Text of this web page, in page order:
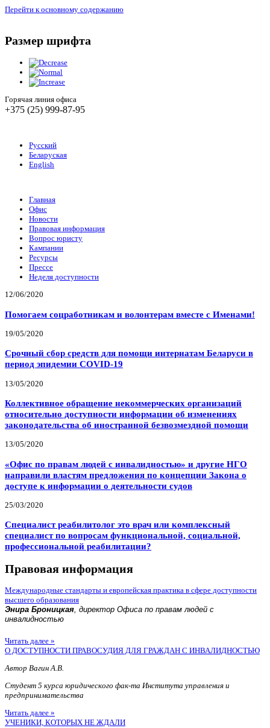
Перейти к основному содержанию
Размер шрифта
Горячая линия офиса
+375 (25) 999-87-95
Русский
Беларуская
English
Главная
Офис
Новости
Правовая информация
Вопрос юристу
Кампании
Ресурсы
Прессе
Неделя доступности
12/06/2020
Помогаем соцработникам и волонтерам вместе с Именами!
19/05/2020
Срочный сбор средств для помощи интернатам Беларуси в
период эпидемии COVID-19
13/05/2020
Коллективное обращение некоммерческих организаций
относительно доступности информации об изменениях
законодательства об иностранной безвозмездной помощи
13/05/2020
«Офис по правам людей с инвалидностью» и другие НГО
направили властям предложения по концепции Закона о
доступе к информации о деятельности судов
25/03/2020
Специалист реабилитолог это врач или комплексный
специалист по вопросам функциональной, социальной,
профессиональной реабилитации?
Правовая информация
Международные стандарты и европейская практика в сфере доступности
высшего образования
Энира Броницкая, директор Офиса по правам людей с
инвалидностью
Читать далее »
О ДОСТУПНОСТИ ПРАВОСУДИЯ ДЛЯ ГРАЖДАН С ИНВАЛИДНОСТЬЮ
Автор Вагин А.В.
Студент 5 курса юридического фак-та Института управления и
предпринимательства
Читать далее »
УЧЕНИКИ, КОТОРЫХ НЕ ЖДАЛИ